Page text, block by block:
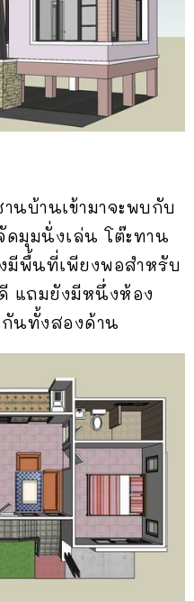
นบ้านเข้ามาจะพบกับ
มุมนั่งเล่น โต๊ะทาน
มีพื้นที่เพียงพอสำหรับ
แถมยังมีหนึ่งห้อง
นทั้งสองด้าน